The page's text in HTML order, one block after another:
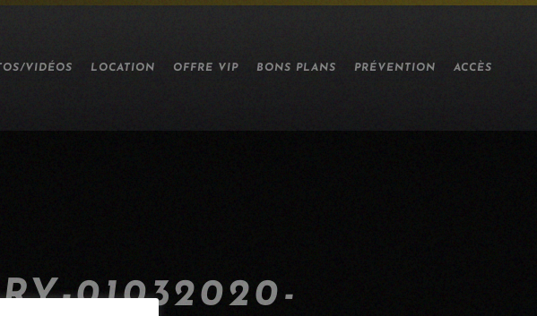
VIDÉOS LOCATION OFFRE VIP BONS PLANS PRÉVENTION ACCÈS
01032020-